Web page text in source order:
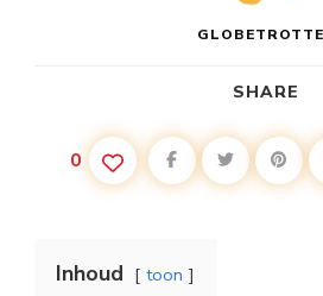
SHARE
0
Inhoud toon